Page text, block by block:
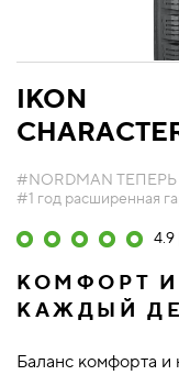
IKON
#NORDMAN ТЕПЕРЬ
#1 год расширенная
4.9
КОМФОРТ
КАЖДЫЙ
Баланс комфорта и